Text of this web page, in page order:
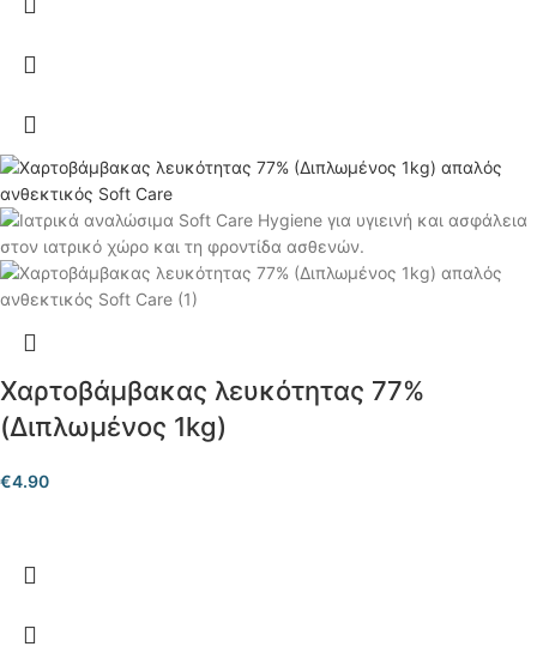
Χαρτοβάμβακας λευκότητας 77%
(Διπλωμένος 1kg)
€4.90